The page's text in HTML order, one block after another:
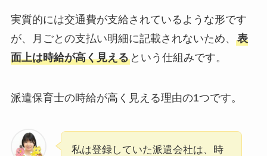
実質的には交通費が支給されているような形です
が、月ごとの支払い明細に記載されないため、 表
面上は時給が高く見えるという仕組みです。
派遣保育士の時給が高く見える理由の1つです。
私は登録していた派遣会社は、時